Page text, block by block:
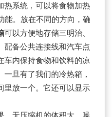
热系统，可以将食物加热
能。放在不同的方向，确
可以方便地存储三明治、
配备公共连接线和汽车点
车内保持食物和饮料的凉
旦有了我们的冷热箱，
里放一个。它还可以显示
，无压缩机的体积大、噪